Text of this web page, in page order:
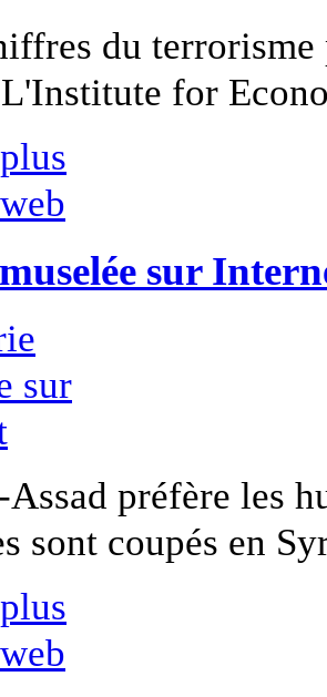
du
for
sur
préfère les
sont coupés en